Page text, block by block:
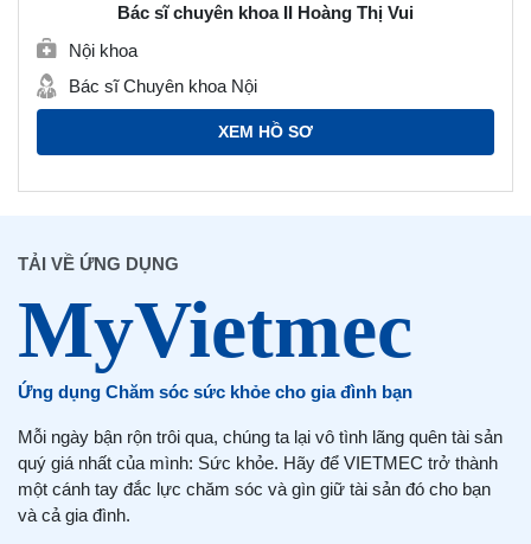
Bác sĩ chuyên khoa II Hoàng Thị Vui
Nội khoa
Bác sĩ Chuyên khoa Nội
XEM HỒ SƠ
TẢI VỀ ỨNG DỤNG
Ứng dụng Chăm sóc sức khỏe cho gia đình bạn
Mỗi ngày bận rộn trôi qua, chúng ta lại vô tình lãng quên tài sản
quý giá nhất của mình: Sức khỏe. Hãy để VIETMEC trở thành
một cánh tay đắc lực chăm sóc và gìn giữ tài sản đó cho bạn
và cả gia đình.